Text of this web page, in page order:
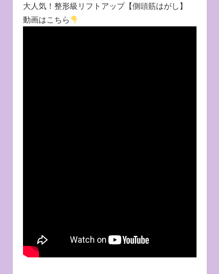
大人気！整形級リフトアップ【側頭筋はがし】
動画はこちら